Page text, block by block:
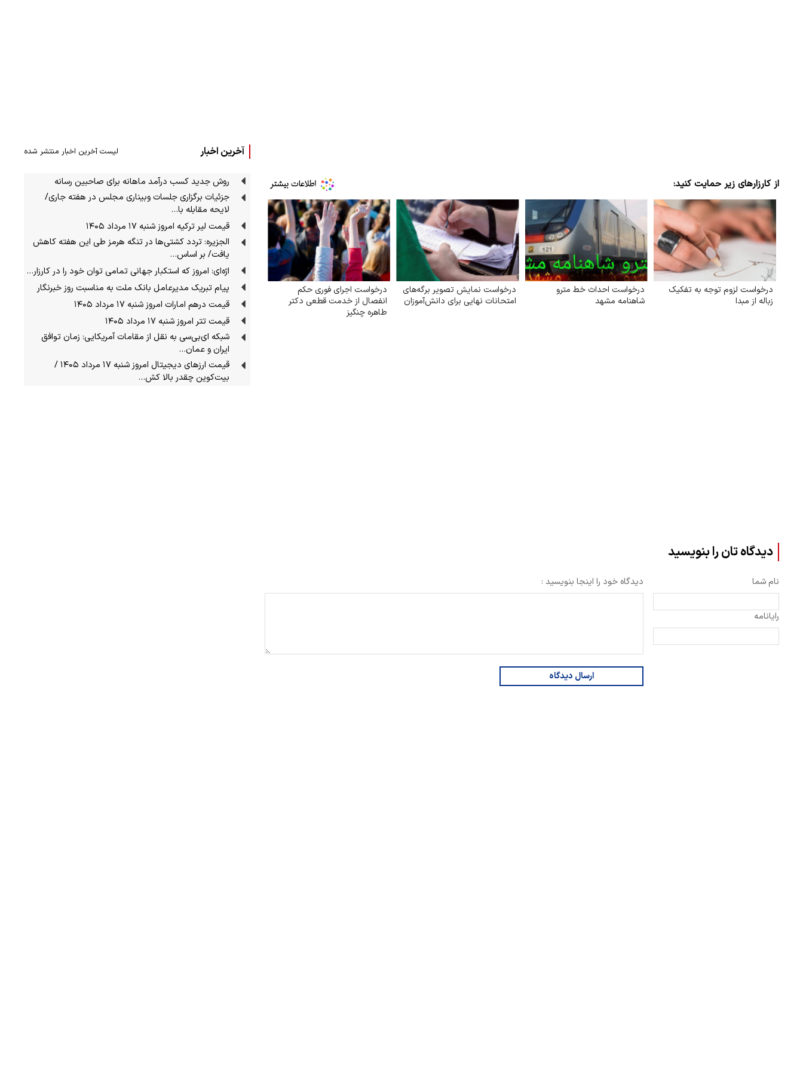
از کارزارهای زیر حمایت کنید:
درخواست لزوم توجه به تفکیک
زباله از مبدا
درخواست احداث خط مترو
شاهنامه مشهد
درخواست نمایش تصویر برگه‌های
امتحانات نهایی برای دانش‌آموزان
درخواست اجرای فوری حکم
انفصال از خدمت قطعی دکتر
طاهره چنگیز
دیدگاه تان را بنویسید
نام شما
رایانامه
دیدگاه خود را اینجا بنویسید :
ارسال دیدگاه
آخرین اخبار لیست آخرین اخبار منتشر شده
روش جدید کسب درآمد ماهانه برای صاحبین رسانه
جزئیات برگزاری جلسات وبیناری مجلس در هفته جاری/
لایحه مقابله با…
قیمت لیر ترکیه امروز شنبه ۱۷ مرداد ۱۴۰۵
الجزیره: تردد کشتی‌ها در تنگه هرمز طی این هفته کاهش
یافت/ بر اساس…
اژه‌ای: امروز که استکبار جهانی تمامی توان خود را در کارزار…
پیام تبریک مدیرعامل بانک ملت به مناسبت روز خبرنگار
قیمت درهم امارات امروز شنبه ۱۷ مرداد ۱۴۰۵
قیمت تتر امروز شنبه ۱۷ مرداد ۱۴۰۵
شبکه‌ ای‌بی‌سی به نقل از مقامات آمریکایی: زمان توافق
ایران و عمان…
قیمت ارز‌های دیجیتال امروز شنبه ۱۷ مرداد ۱۴۰۵ /
بیت‌کوین چقدر بالا کش…